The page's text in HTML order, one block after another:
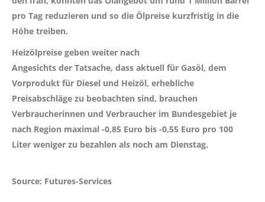
pro Tag reduzieren und so die Ölpreise kurzfristig in die
Höhe treiben.
Heizölpreise geben weiter nach
Angesichts der Tatsache, dass aktuell für Gasöl, dem
Vorprodukt für Diesel und Heizöl, erhebliche
Preisabschläge zu beobachten sind, brauchen
Verbraucherinnen und Verbraucher im Bundesgebiet je
nach Region maximal -0,85 Euro bis -0,55 Euro pro 100
Liter weniger zu bezahlen als noch am Dienstag.
Source: Futures-Services